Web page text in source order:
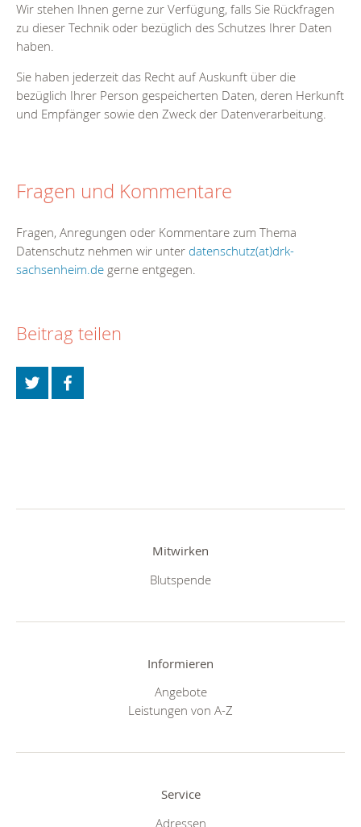
Wir stehen Ihnen gerne zur Verfügung, falls Sie Rückfragen
zu dieser Technik oder bezüglich des Schutzes Ihrer Daten
haben.
Sie haben jederzeit das Recht auf Auskunft über die
bezüglich Ihrer Person gespeicherten Daten, deren Herkunft
und Empfänger sowie den Zweck der Datenverarbeitung.
Fragen und Kommentare
Fragen, Anregungen oder Kommentare zum Thema
Datenschutz nehmen wir unter datenschutz(at)drk-
sachsenheim.de gerne entgegen.
Beitrag teilen
Mitwirken
Blutspende
Informieren
Angebote
Leistungen von A-Z
Service
Adressen